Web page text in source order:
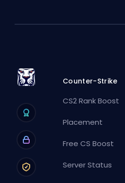
Counter-Strike
CS2 Rank Boost
Placement
Free CS Boost
Server Status